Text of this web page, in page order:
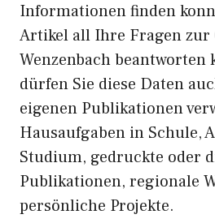
Informationen finden
Artikel all Ihre Fragen zur
Wenzenbach beantworten
dürfen Sie diese Daten
eigenen Publikationen
Hausaufgaben in Schule,
Studium, gedruckte oder
Publikationen, regionale
persönliche Projekte.